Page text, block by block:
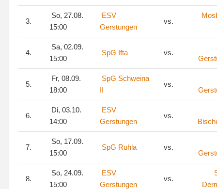
3.
So, 27.08.
15:00
ESV
Gerstungen
vs.
4.
Sa, 02.09.
15:00
SpG Ifta vs.
5.
Fr, 08.09.
18:00
SpG Schweina
II
vs.
6.
Di, 03.10.
14:00
ESV
Gerstungen
vs.
7.
So, 17.09.
15:00
SpG Ruhla vs.
8.
So, 24.09.
15:00
ESV
Gerstungen
vs.